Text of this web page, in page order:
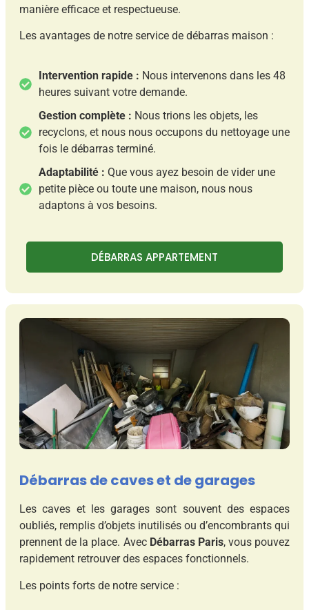
manière efficace et respectueuse.
Les avantages de notre service de débarras maison :
Intervention rapide : Nous intervenons dans les 48
heures suivant votre demande.
Gestion complète : Nous trions les objets, les
recyclons, et nous nous occupons du nettoyage une
fois le débarras terminé.
Adaptabilité : Que vous ayez besoin de vider une
petite pièce ou toute une maison, nous nous
adaptons à vos besoins.
DÉBARRAS APPARTEMENT
Débarras de caves et de garages
Les caves et les garages sont souvent des espaces
oubliés, remplis d’objets inutilisés ou d’encombrants qui
prennent de la place. Avec Débarras Paris, vous pouvez
rapidement retrouver des espaces fonctionnels.
Les points forts de notre service :